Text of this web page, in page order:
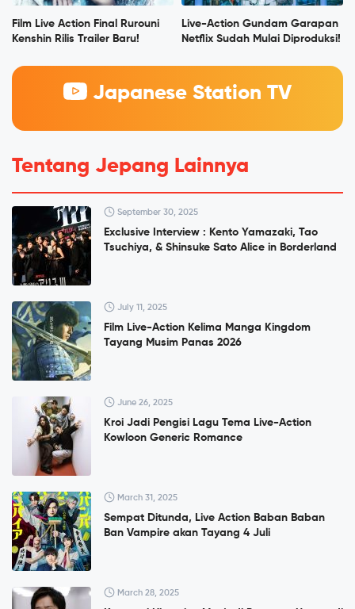
Film Live Action Final Rurouni
Kenshin Rilis Trailer Baru!
Live-Action Gundam Garapan
Netflix Sudah Mulai Diproduksi!
Japanese Station TV
Tentang Jepang Lainnya
September 30, 2025
Exclusive Interview : Kento Yamazaki, Tao
Tsuchiya, & Shinsuke Sato Alice in Borderland
July 11, 2025
Film Live-Action Kelima Manga Kingdom
Tayang Musim Panas 2026
June 26, 2025
Kroi Jadi Pengisi Lagu Tema Live-Action
Kowloon Generic Romance
March 31, 2025
Sempat Ditunda, Live Action Baban Baban
Ban Vampire akan Tayang 4 Juli
March 28, 2025